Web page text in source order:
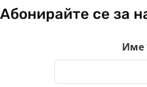
Абонирайте се за
Име